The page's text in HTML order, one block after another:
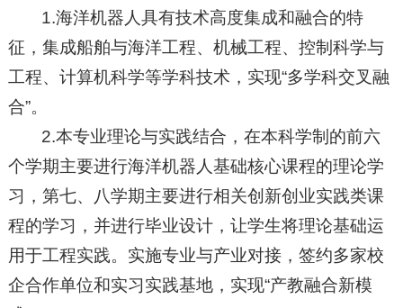
1.海洋机器人具有技术高度集成和融合的特
征，集成船舶与海洋工程、机械工程、控制科学与
工程、计算机科学等学科技术，实现“多学科交叉融
合”。
2.本专业理论与实践结合，在本科学制的前六
个学期主要进行海洋机器人基础核心课程的理论学
习，第七、八学期主要进行相关创新创业实践类课
程的学习，并进行毕业设计，让学生将理论基础运
用于工程实践。实施专业与产业对接，签约多家校
企合作单位和实习实践基地，实现“产教融合新模